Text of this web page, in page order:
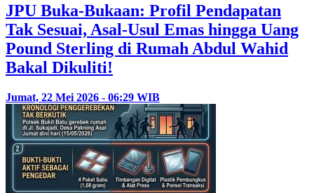
JPU Buka-Bukaan: Profil Pendapatan
Tak Sesuai, Asal-Usul Emas hingga Uang
Pound Sterling di Rumah Abdul Wahid
Bakal Dikuliti!
Jumat, 22 Mei 2026 - 06:29 WIB